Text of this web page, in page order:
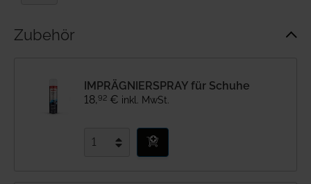
Zubehör
IMPRÄGNIERSPRAY für Schuhe
18,92 € inkl. MwSt.